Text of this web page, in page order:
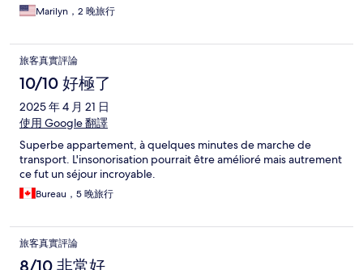
Marilyn，2 晚旅行
旅客真實評論
10/10 好極了
2025 年 4 月 21 日
使用 Google 翻譯
Superbe appartement, à quelques minutes de marche de
transport. L'insonorisation pourrait être amélioré mais autrement
ce fut un séjour incroyable.
Bureau，5 晚旅行
旅客真實評論